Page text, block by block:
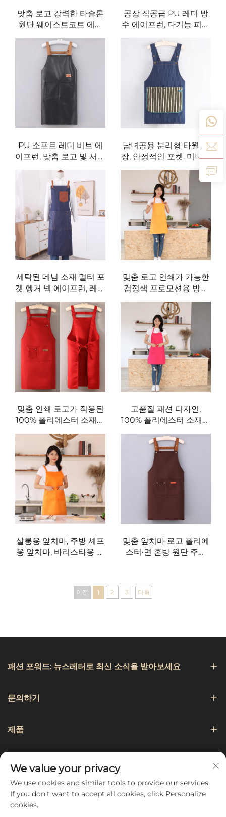
맞춤 로고 강력한 타슬론
원단 웨이스트코트 에이
프런 오일 방지 방수 내화
성 주방 가정용 조절식 허
리 베스트 스타일 에이프
공장 직공급 PU 레더 방
수 에이프런, 다기능 피크
닉·바비큐·베이킹·오일 방
지 작업용 에이프런
PU 소프트 레더 비브 에
이프런, 맞춤 로고 및 서브
리메이션 인쇄 가능, 세탁
가능한 발목욕·이발소·플
라워숍·바텐더용 에이프
런, 청소 및 바비큐 용도로
사용 가능
남녀공용 분리형 타월 내
장, 안정적인 포켓, 미니멀
리스트 스타일, 빠른 조절
이 가능한 허리 스트랩, 블
루 데님 바텐더 에이프런
세탁된 데님 소재 멀티 포
켓 헹거 넥 에이프런, 레스
토랑·바비큐·카페용 작업
용 에이프런
맞춤 로고 인쇄가 가능한
검정색 프로모션용 방수
폴리에스터 주방 요리 셰
프 앞치마(포켓 2개 포함)
맞춤 인쇄 로고가 적용된
100% 폴리에스터 소재의
유니폼 주방 요리 셰프 앞
치마(네일 테크, 살롱, 이
발사, 웨이트리스 업무용)
고품질 패션 디자인,
100% 폴리에스터 소재의
부드러운 셰프 앞치마, 조
절 가능한 사이즈의 주방
앞치마, 빈백(Blank) 요리
용 앞치마
살롱용 앞치마, 주방 셰프
용 앞치마, 바리스타용 앞
앞치마, 폴리에스터 주방
앞치마(여성용), 레스토랑
맞춤 앞치마 로고 폴리에
스터·면 혼방 원단 주방
이전 1 2 3 다음
패션 포워드: 뉴스레터로 최신 소식을 받아보세요
문의하기
제품
팔로우하기
We value your privacy
We use cookies and similar tools to provide our services.
If you don't want to accept all cookies, click Personalize
cookies.